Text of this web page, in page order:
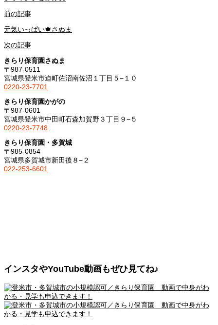
前の記事
元気いっぱい🍁さぬま
次の記事
きらり保育園さぬま
〒987-0511
宮城県登米市迫町佐沼南佐沼１丁目５−１０
0220-23-7701
きらり保育園かがの
〒987-0601
宮城県登米市中田町石森加賀野３丁目９−５
0220-23-7748
きらり保育園・多賀城
〒985-0854
宮城県多賀城市新田後８−２
022-253-6601
インスタやYouTube動画もぜひ見てね♪